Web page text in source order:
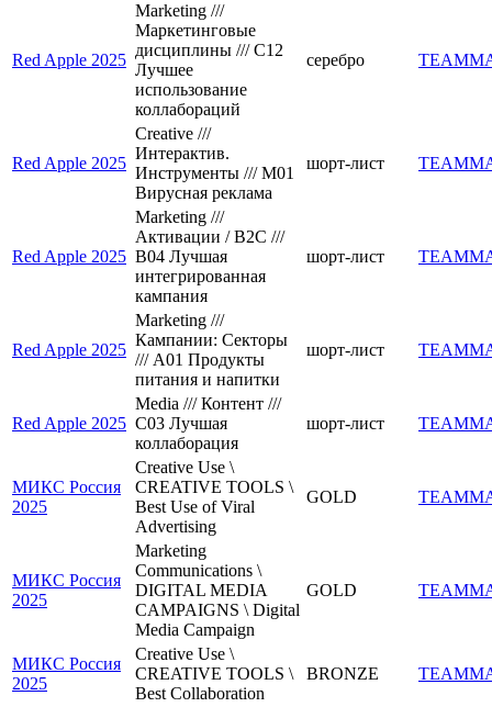
Red Apple 2025
Marketing ///
Маркетинговые
дисциплины /// C12
Лучшее
использование
коллабораций
серебро
Red Apple 2025
Creative ///
Интерактив.
Инструменты /// M01
Вирусная реклама
шорт-лист
Red Apple 2025
Marketing ///
Активации / B2C ///
B04 Лучшая
интегрированная
кампания
шорт-лист
Red Apple 2025
Marketing ///
Кампании: Секторы
/// A01 Продукты
питания и напитки
шорт-лист
Red Apple 2025
Media /// Контент ///
C03 Лучшая
коллаборация
шорт-лист
МИКС Россия
2025
Creative Use \
CREATIVE TOOLS \
Best Use of Viral
Advertising
GOLD
МИКС Россия
2025
Marketing
Communications \
DIGITAL MEDIA
CAMPAIGNS \ Digital
Media Campaign
GOLD
МИКС Россия
2025
Creative Use \
CREATIVE TOOLS \
Best Collaboration
BRONZE